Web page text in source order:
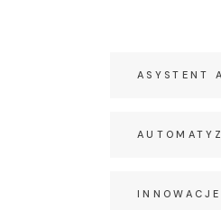
ASYSTENT